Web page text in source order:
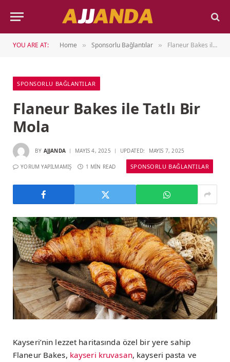
YOU ARE AT: Home » Sponsorlu Bağlantılar » Flaneur Bakes ile Tatlı Bir Mola
SPONSORLU BAĞLANTILAR
Flaneur Bakes ile Tatlı Bir
Mola
BY AJJANDA MAYIS 4, 2025 UPDATED: MAYIS 7, 2025
YORUM YAPILMAMIŞ 1 MIN READ SPONSORLU BAĞLANTILAR
Kayseri’nin lezzet haritasında özel bir yere sahip
Flaneur Bakes, kayseri kruvasan, kayseri pasta ve